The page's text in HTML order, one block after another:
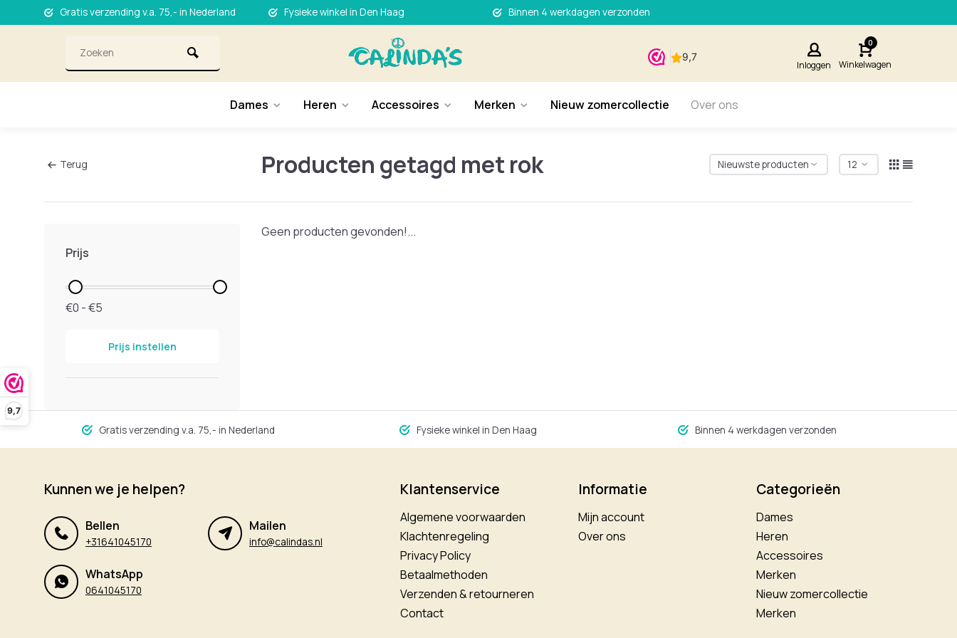
9,7
Gratis verzending v.a. 75,- in Nederland Fysieke winkel in Den Haag Binnen 4 werkdagen verzonden
Inloggen
0
Winkelwagen
Dames Heren Accessoires Merken Nieuw zomercollectie Over ons
Terug Producten getagd met rok
Prijs
€0 - €5
Prijs instellen
Geen producten gevonden!...
Gratis verzending v.a. 75,- in Nederland Fysieke winkel in Den Haag Binnen 4 werkdagen verzonden
Kunnen we je helpen?
Bellen
+31641045170
Mailen
info@calindas.nl
WhatsApp
0641045170
Klantenservice
Algemene voorwaarden
Klachtenregeling
Privacy Policy
Betaalmethoden
Verzenden & retourneren
Contact
Informatie
Mijn account
Over ons
Categorieën
Dames
Heren
Accessoires
Merken
Nieuw zomercollectie
Merken